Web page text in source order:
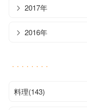
2017年
2016年
料理(143)